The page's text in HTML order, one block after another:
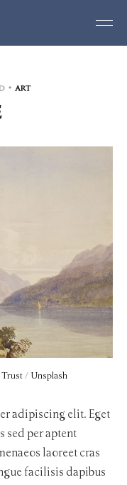
ART
/ Unsplash
adipiscing elit. Eget
sed per aptent
laoreet cras
facilisis dapibus